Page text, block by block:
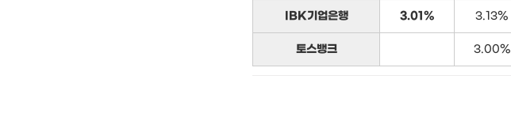
IBK기업은행 3.01% 3.13%
토스뱅크 3.00%